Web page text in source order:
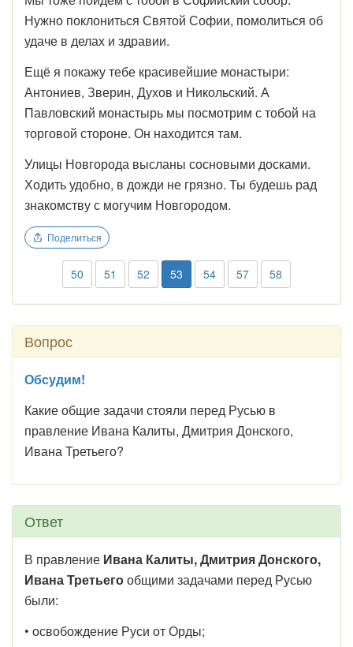
Нужно поклониться Святой Софии, помолиться об
удаче в делах и здравии.
Ещё я покажу тебе красивейшие монастыри:
Антониев, Зверин, Духов и Никольский. А
Павловский монастырь мы посмотрим с тобой на
торговой стороне. Он находится там.
Улицы Новгорода высланы сосновыми досками.
Ходить удобно, в дожди не грязно. Ты будешь рад
знакомству с могучим Новгородом.
Поделиться
50 51 52 53 54 57 58
Вопрос
Обсудим!
Какие общие задачи стояли перед Русью в
правление Ивана Калиты, Дмитрия Донского,
Ивана Третьего?
Ответ
В правление Ивана Калиты, Дмитрия Донского,
Ивана Третьегообщими задачами перед Русью
были:
• освобождение Руси от Орды;